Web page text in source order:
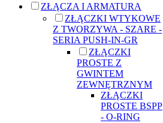
ZŁĄCZA I ARMATURA
ZŁĄCZKI WTYKOWE
Z TWORZYWA - SZARE -
SERIA PUSH-IN-GR
ZŁĄCZKI
PROSTE Z
GWINTEM
ZEWNĘTRZNYM
ZŁĄCZKI
PROSTE BSPP
- O-RING